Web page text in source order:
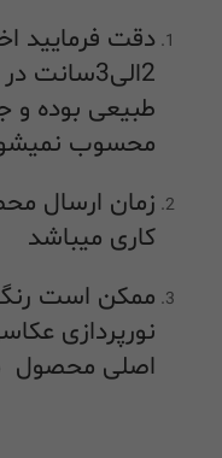
دقت فرمایید
طبیعی بوده و
محسوب
کاری میباشد
ممکن است
نورپردازی
اصلی محصول